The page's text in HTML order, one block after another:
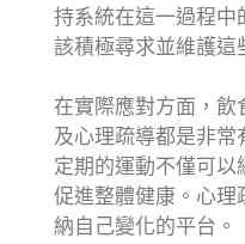
持系統在這一過程中
該積極尋求並維護這
在實際應對方面，
及心理疏導都是非常
定期的運動不僅可
促進整體健康。心
納自己變化的平台。